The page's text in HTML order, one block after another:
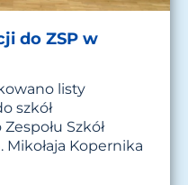
do ZSP w
listy
szkół
Szkół
Kopernika